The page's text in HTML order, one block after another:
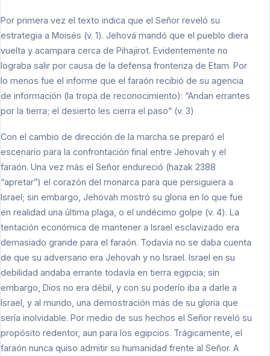
Por primera vez el texto indica que el Señor reveló su
estrategia a Moisés (v. 1). Jehová mandó que el pueblo diera
vuelta y acampara cerca de Pihajirot. Evidentemente no
lograba salir por causa de la defensa fronteriza de Etam. Por
lo menos fue el informe que el faraón recibió de su agencia
de información (la tropa de reconocimiento): “Andan errantes
por la tierra; el desierto les cierra el paso” (v. 3)
Con el cambio de dirección de la marcha se preparó el
escenario para la confrontación final entre Jehovah y el
faraón. Una vez más el Señor endureció (hazak 2388
“apretar”) el corazón del monarca para que persiguiera a
Israel; sin embargo, Jehovah mostró su gloria en lo que fue
en realidad una última plaga, o el undécimo golpe (v. 4). La
tentación económica de mantener a Israel esclavizado era
demasiado grande para el faraón. Todavía no se daba cuenta
de que su adversario era Jehovah y no Israel. Israel en su
debilidad andaba errante todavía en tierra egipcia; sin
embargo, Dios no era débil, y con su poderío iba a darle a
Israel, y al mundo, una demostración más de su gloria que
sería inolvidable. Por medio de sus hechos el Señor reveló su
propósito redentor, aun para los egipcios. Trágicamente, el
faraón nunca quiso admitir su humanidad frente al Señor. A